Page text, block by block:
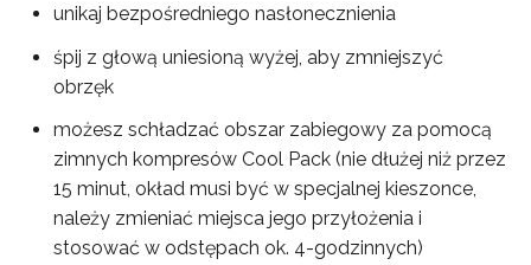
unikaj bezpośredniego nasłonecznienia
śpij z głową uniesioną wyżej, aby zmniejszyć
obrzęk
możesz schładzać obszar zabiegowy za pomocą
zimnych kompresów Cool Pack (nie dłużej niż przez
15 minut, okład musi być w specjalnej kieszonce,
należy zmieniać miejsca jego przyłożenia i
stosować w odstępach ok. 4-godzinnych)